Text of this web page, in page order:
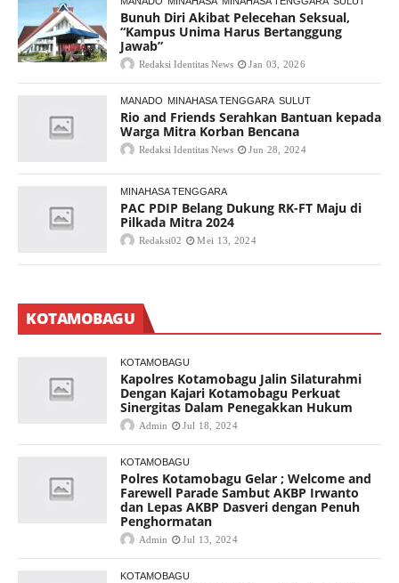
Bunuh Diri Akibat Pelecehan Seksual,
“Kampus Unima Harus Bertanggung
Jawab”
Redaksi Identitas News Jan 03, 2026
MANADO MINAHASA TENGGARA SULUT
Rio and Friends Serahkan Bantuan kepada
Warga Mitra Korban Bencana
Redaksi Identitas News Jun 28, 2024
MINAHASA TENGGARA
PAC PDIP Belang Dukung RK-FT Maju di
Pilkada Mitra 2024
Redaksi02 Mei 13, 2024
KOTAMOBAGU
KOTAMOBAGU
Kapolres Kotamobagu Jalin Silaturahmi
Dengan Kajari Kotamobagu Perkuat
Sinergitas Dalam Penegakkan Hukum
Admin Jul 18, 2024
KOTAMOBAGU
Polres Kotamobagu Gelar ; Welcome and
Farewell Parade Sambut AKBP Irwanto
dan Lepas AKBP Dasveri dengan Penuh
Penghormatan
Admin Jul 13, 2024
KOTAMOBAGU